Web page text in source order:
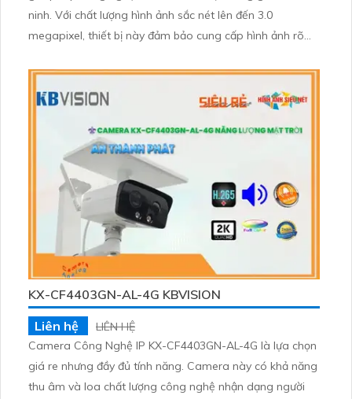
ninh. Với chất lượng hình ảnh sắc nét lên đến 3.0
megapixel, thiết bị này đảm bảo cung cấp hình ảnh rõ
30m giúp quan sát hiệu quả trong bóng tối
KX-CF4403GN-AL-4G KBVISION
Liên hệ
LIÊN HỆ
Camera Công Nghệ IP KX-CF4403GN-AL-4G là lựa chọn
giá re nhưng đầy đủ tính năng. Camera này có khả năng
thu âm và loa chất lượng công nghệ nhận dạng người